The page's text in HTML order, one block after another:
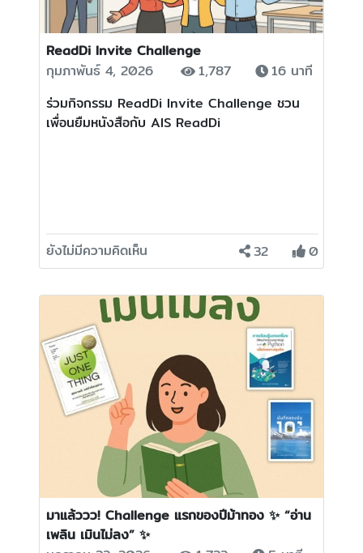
ReadDi Invite Challenge
กุมภาพันธ์ 4, 2026
1,787
16 นาที
ร่วมกิจกรรม ReadDi Invite Challenge ชวน
เพื่อนยืมหนังสือกับ AIS ReadDi
ยังไม่มีความคิดเห็น 32 0
มาแล้ววว! Challenge แรกของปีม้าทอง ✨ “อ่าน
เพลิน เมินไม่ลง” ✨